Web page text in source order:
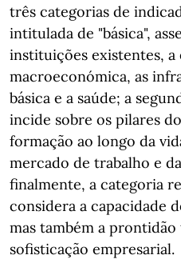
três categorias de
intitulada de "básica",
instituições existentes, a
macroeconómica, as
básica e a saúde; a
incide sobre os pilares
formação ao longo da
mercado de trabalho e
finalmente, a categoria
considera a capacidade
mas também a
sofisticação empresarial.